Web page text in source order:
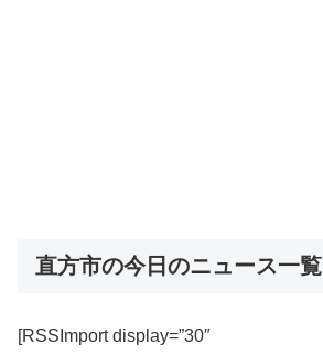
直方市の今日のニュース一覧
[RSSImport display=”30″